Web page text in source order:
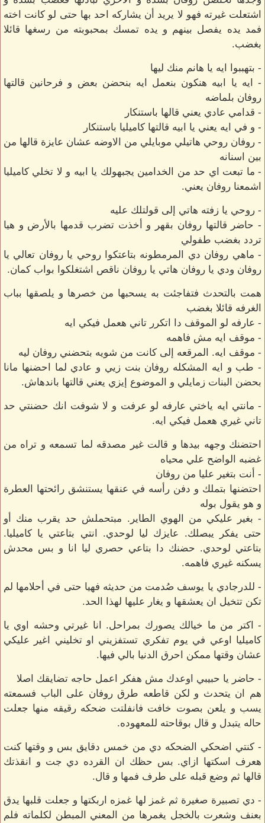
اشتعلت غيرته فهو لا يريد أن يشاركه احد بها حتى لو كانت اخته
فمد يده يفصل بينهم و يده تمسك بمحبوبته من رسغها قائلا
بغضب.
- بتهببوا ايه يا هانم منك ليها
- ايه يا ابيه هنكون بنعمل ايه بنحضن بعض و فرحانين قالتها
روفان بلماضه
- قدامي عادي يعني قالها باستنكار
- و في ايه يعني يا ابيه قالتها كاميليا باستنكار
- روفان روحي هاتيلي موبايلي من الاوضه عشان عايزة قالها من
بين اسنانه
- ما تبعت اي حد من الخدامين يجبهولك يا ابيه و لا تخلي كاميليا
اشمعنا روفان يعني.
- روحي يا زفته هاتي إلى قولتلك عليه
- حاضر قالتها روفان بقهر و أخذت تضرب قدمها بالأرض و هيا
تردد بغضب طفولي
- ماهي روفان دي المرمطونه بتاعتكوا روحي يا روفان تعالي يا
روفان ودي يا روفان هاتي يا روفان ناقص اشتغلكوا بواب كمان.
همت بالتحدث فتفاجئت به يسحبها من خصرها و يلصقها بباب
الغرفه قائلا بغضب
- عارفه لو الموقف دا اتكرر تاني هعمل فيكي ايه
- موقف ايه مش فاهمه
- موقف ايه. المرقعه إلى كانت من شويه بتحضني روفان ليه
- طب و ايه المشكله روفان بنت زيي و عادي لما احضنها مانا
بحضن البنات زمايلي و الموضوع إيزي يعني قالتها باندهاش.
- مانتي ايه ياختي عارفه لو عرفت و لا شوفت انك حضنتي حد
تاني غيري هعمل فيكي ايه.
احتضنك وجهه بيدها و قالت غير مصدقه لما تسمعه و تراه من
غضبه الواضح علي محياه
- أنت بتغير عليا من روفان
احتضنها بتملك و دفن رأسه في عنقها يستنشق رائحتها العطرة
و هو يقول بوله
- بغير عليكي من الهوي الطاير. مبتحملش حد يقرب منك أو
حتى يفكر يبصلك. عايزك ليا لوحدي. انتي بتاعتي يا كاميليا.
بتاعتي لوحدي. حضنك دا بتاعي حصري ليا انا و بس محدش
يسكنه غيري فاهمه.
- للدرجادي يا يوسف صُدمت من حديثه فهيا حتى في أحلامها لم
تكن تتخيل ان يعشقها و يغار عليها لهذا الحد.
- اكتر من ما خيالك يصورك بمراحل. انا غيرتي وحشه اوي يا
كاميليا اوعي في يوم تفكري تستفزيني او تخليني اغير عليكي
عشان وقتها ممكن احرق الدنيا بالي فيها.
- حاضر يا حبيبي اوعدك مش هفكر اعمل حاجه تضايقك اصلا
هم ان يتحدث و لكن قاطعه طرق روفان على الباب فسمعته
يسب و يلعن بصوت خافت فانفلتت ضحكه رقيقه منها جعلت
حاله يتبدل و قال بوقاحته للمعهوده.
- كنتي اضحكي الضحكه دي من خمس دقايق بس و وقتها كنت
هعرف اسكتها ازاي. بس حظك ان القرده دي جت و انقذتك
قالها ثم وضع قبله على طرف فمها و قال.
- دي تصبيرة صغيرة ثم غمز لها غمزه اربكتها و جعلت قلبها يدق
بعنف وشعرت بالخجل يغمرها من المعني المبطن لكلماته فلم